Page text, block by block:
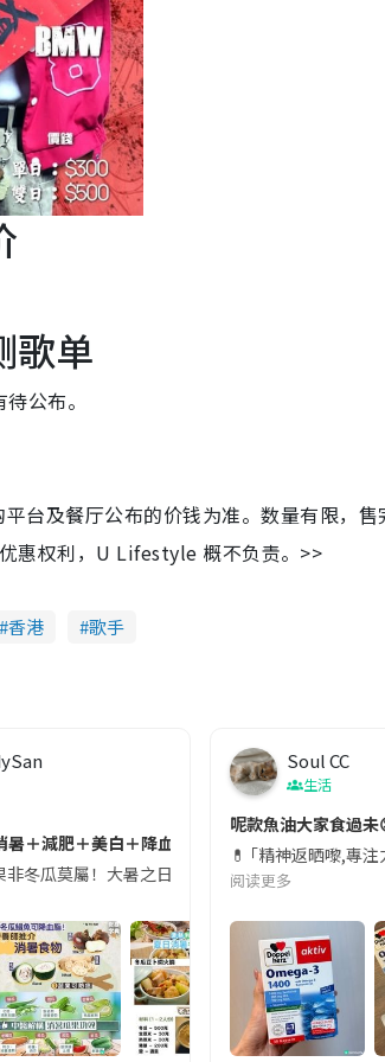
歌单
公布。
台及餐厅公布的价钱为准。数量有限，售
惠权利，U Lifestyle 概不负责。>>
香港 歌手
行李中的行動電源。一名旅客日前在機場安檢
＋減肥＋美白＋降血脂
非冬瓜莫屬！大暑之日，點都要飲碗冬瓜湯消暑
Soul CC
生活
呢款魚油大家食過未
💊 ｢精神返晒嚟,專
阅读更多